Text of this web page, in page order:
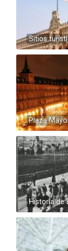
Sitios
Plaza
Historia de